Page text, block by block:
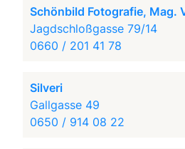
Schönbild Fotografie, Mag.
Jagdschloßgasse 79/14
0660 / 201 41 78
Silveri
Gallgasse 49
0650 / 914 08 22